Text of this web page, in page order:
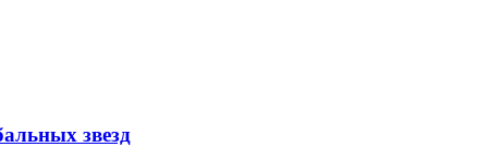
звезд